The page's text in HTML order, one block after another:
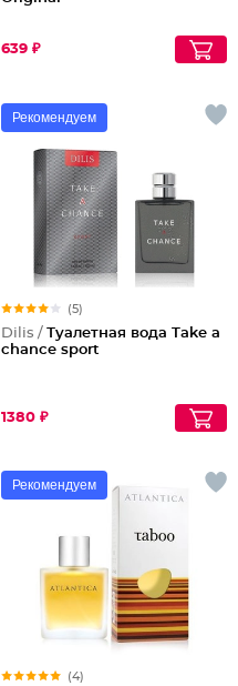
639 ₽
Рекомендуем
(5)
Dilis / Туалетная вода Take a
chance sport
1380 ₽
Рекомендуем
(4)